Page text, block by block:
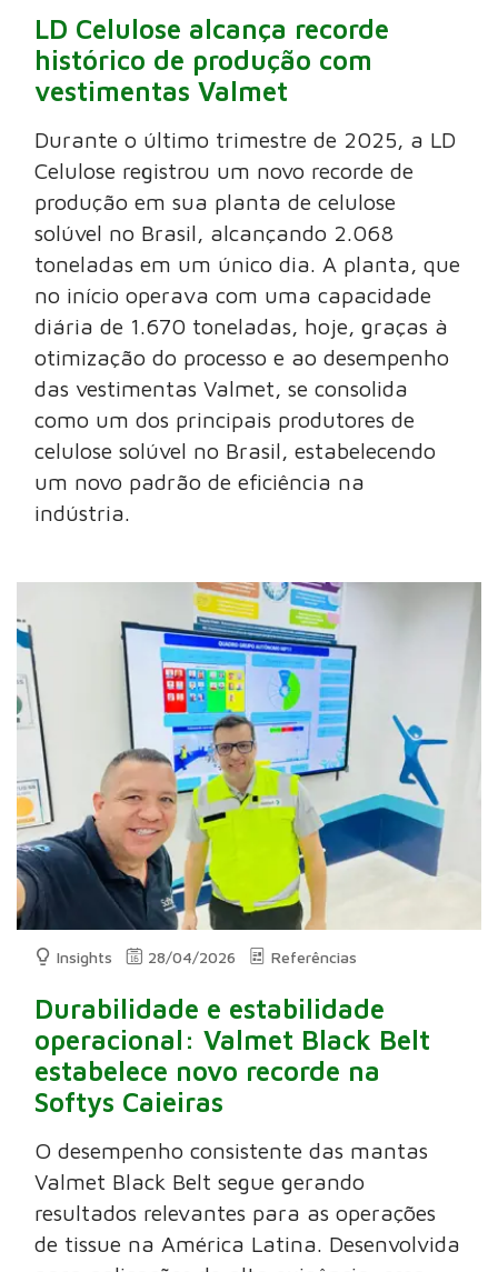
LD Celulose alcança recorde
histórico de produção com
vestimentas Valmet
Durante o último trimestre de 2025, a LD
Celulose registrou um novo recorde de
produção em sua planta de celulose
solúvel no Brasil, alcançando 2.068
toneladas em um único dia. A planta, que
no início operava com uma capacidade
diária de 1.670 toneladas, hoje, graças à
otimização do processo e ao desempenho
das vestimentas Valmet, se consolida
como um dos principais produtores de
celulose solúvel no Brasil, estabelecendo
um novo padrão de eficiência na
indústria.
Insights 28/04/2026 Referências
Durabilidade e estabilidade
operacional: Valmet Black Belt
estabelece novo recorde na
Softys Caieiras
O desempenho consistente das mantas
Valmet Black Belt segue gerando
resultados relevantes para as operações
de tissue na América Latina. Desenvolvida